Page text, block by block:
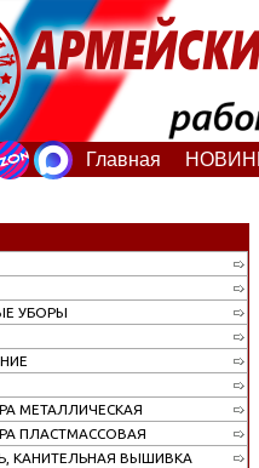
Главная
УБОРЫ
МЕТАЛЛИЧЕСКАЯ
ПЛАСТМАССОВАЯ
КАНИТЕЛЬНАЯ ВЫШИВКА